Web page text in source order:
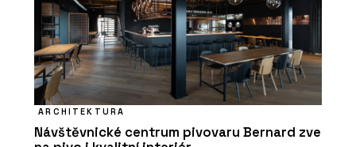
ARCHITEKTURA
Návštěvnické centrum pivovaru Bernard zve